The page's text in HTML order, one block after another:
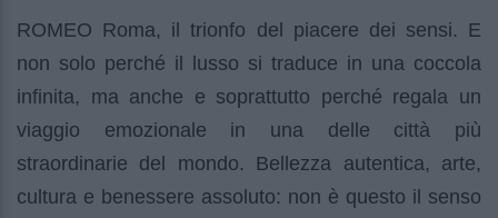
ROMEO Roma, il trionfo del piacere dei sensi. E
non solo perché il lusso si traduce in una coccola
infinita, ma anche e soprattutto perché regala un
viaggio emozionale in una delle città più
straordinarie del mondo. Bellezza autentica, arte,
cultura e benessere assoluto: non è questo il senso